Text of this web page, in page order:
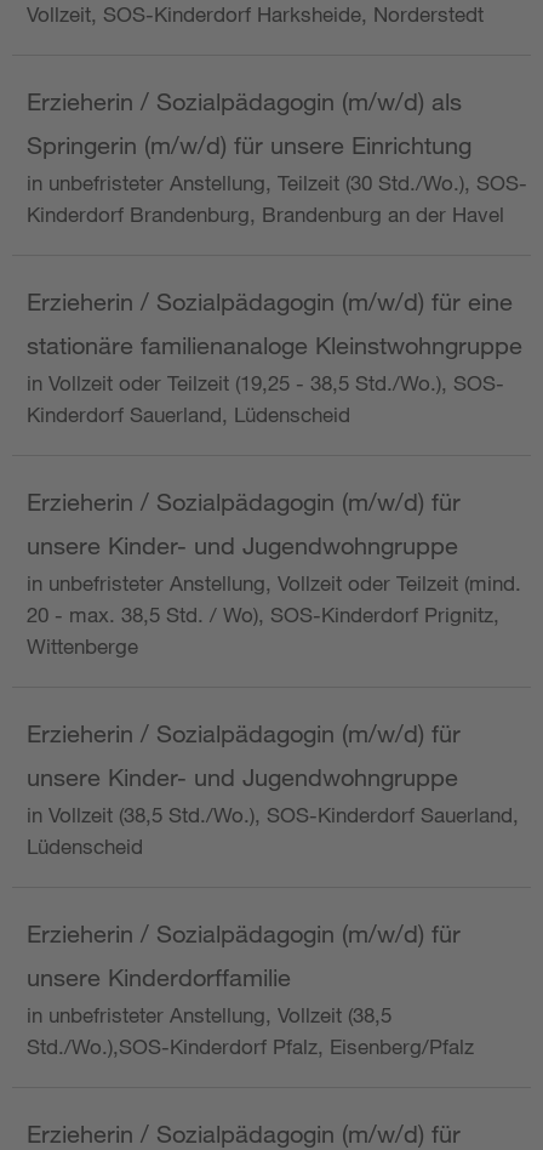
Vollzeit, SOS-Kinderdorf Harksheide, Norderstedt
Erzieherin / Sozialpädagogin (m/w/d) als
Springerin (m/w/d) für unsere Einrichtung
in unbefristeter Anstellung, Teilzeit (30 Std./Wo.), SOS-
Kinderdorf Brandenburg, Brandenburg an der Havel
Erzieherin / Sozialpädagogin (m/w/d) für eine
stationäre familienanaloge Kleinstwohngruppe
in Vollzeit oder Teilzeit (19,25 - 38,5 Std./Wo.), SOS-
Kinderdorf Sauerland, Lüdenscheid
Erzieherin / Sozialpädagogin (m/w/d) für
unsere Kinder- und Jugendwohngruppe
in unbefristeter Anstellung, Vollzeit oder Teilzeit (mind.
20 - max. 38,5 Std. / Wo), SOS-Kinderdorf Prignitz,
Wittenberge
Erzieherin / Sozialpädagogin (m/w/d) für
unsere Kinder- und Jugendwohngruppe
in Vollzeit (38,5 Std./Wo.), SOS-Kinderdorf Sauerland,
Lüdenscheid
Erzieherin / Sozialpädagogin (m/w/d) für
unsere Kinderdorffamilie
in unbefristeter Anstellung, Vollzeit (38,5
Std./Wo.),SOS-Kinderdorf Pfalz, Eisenberg/Pfalz
Erzieherin / Sozialpädagogin (m/w/d) für